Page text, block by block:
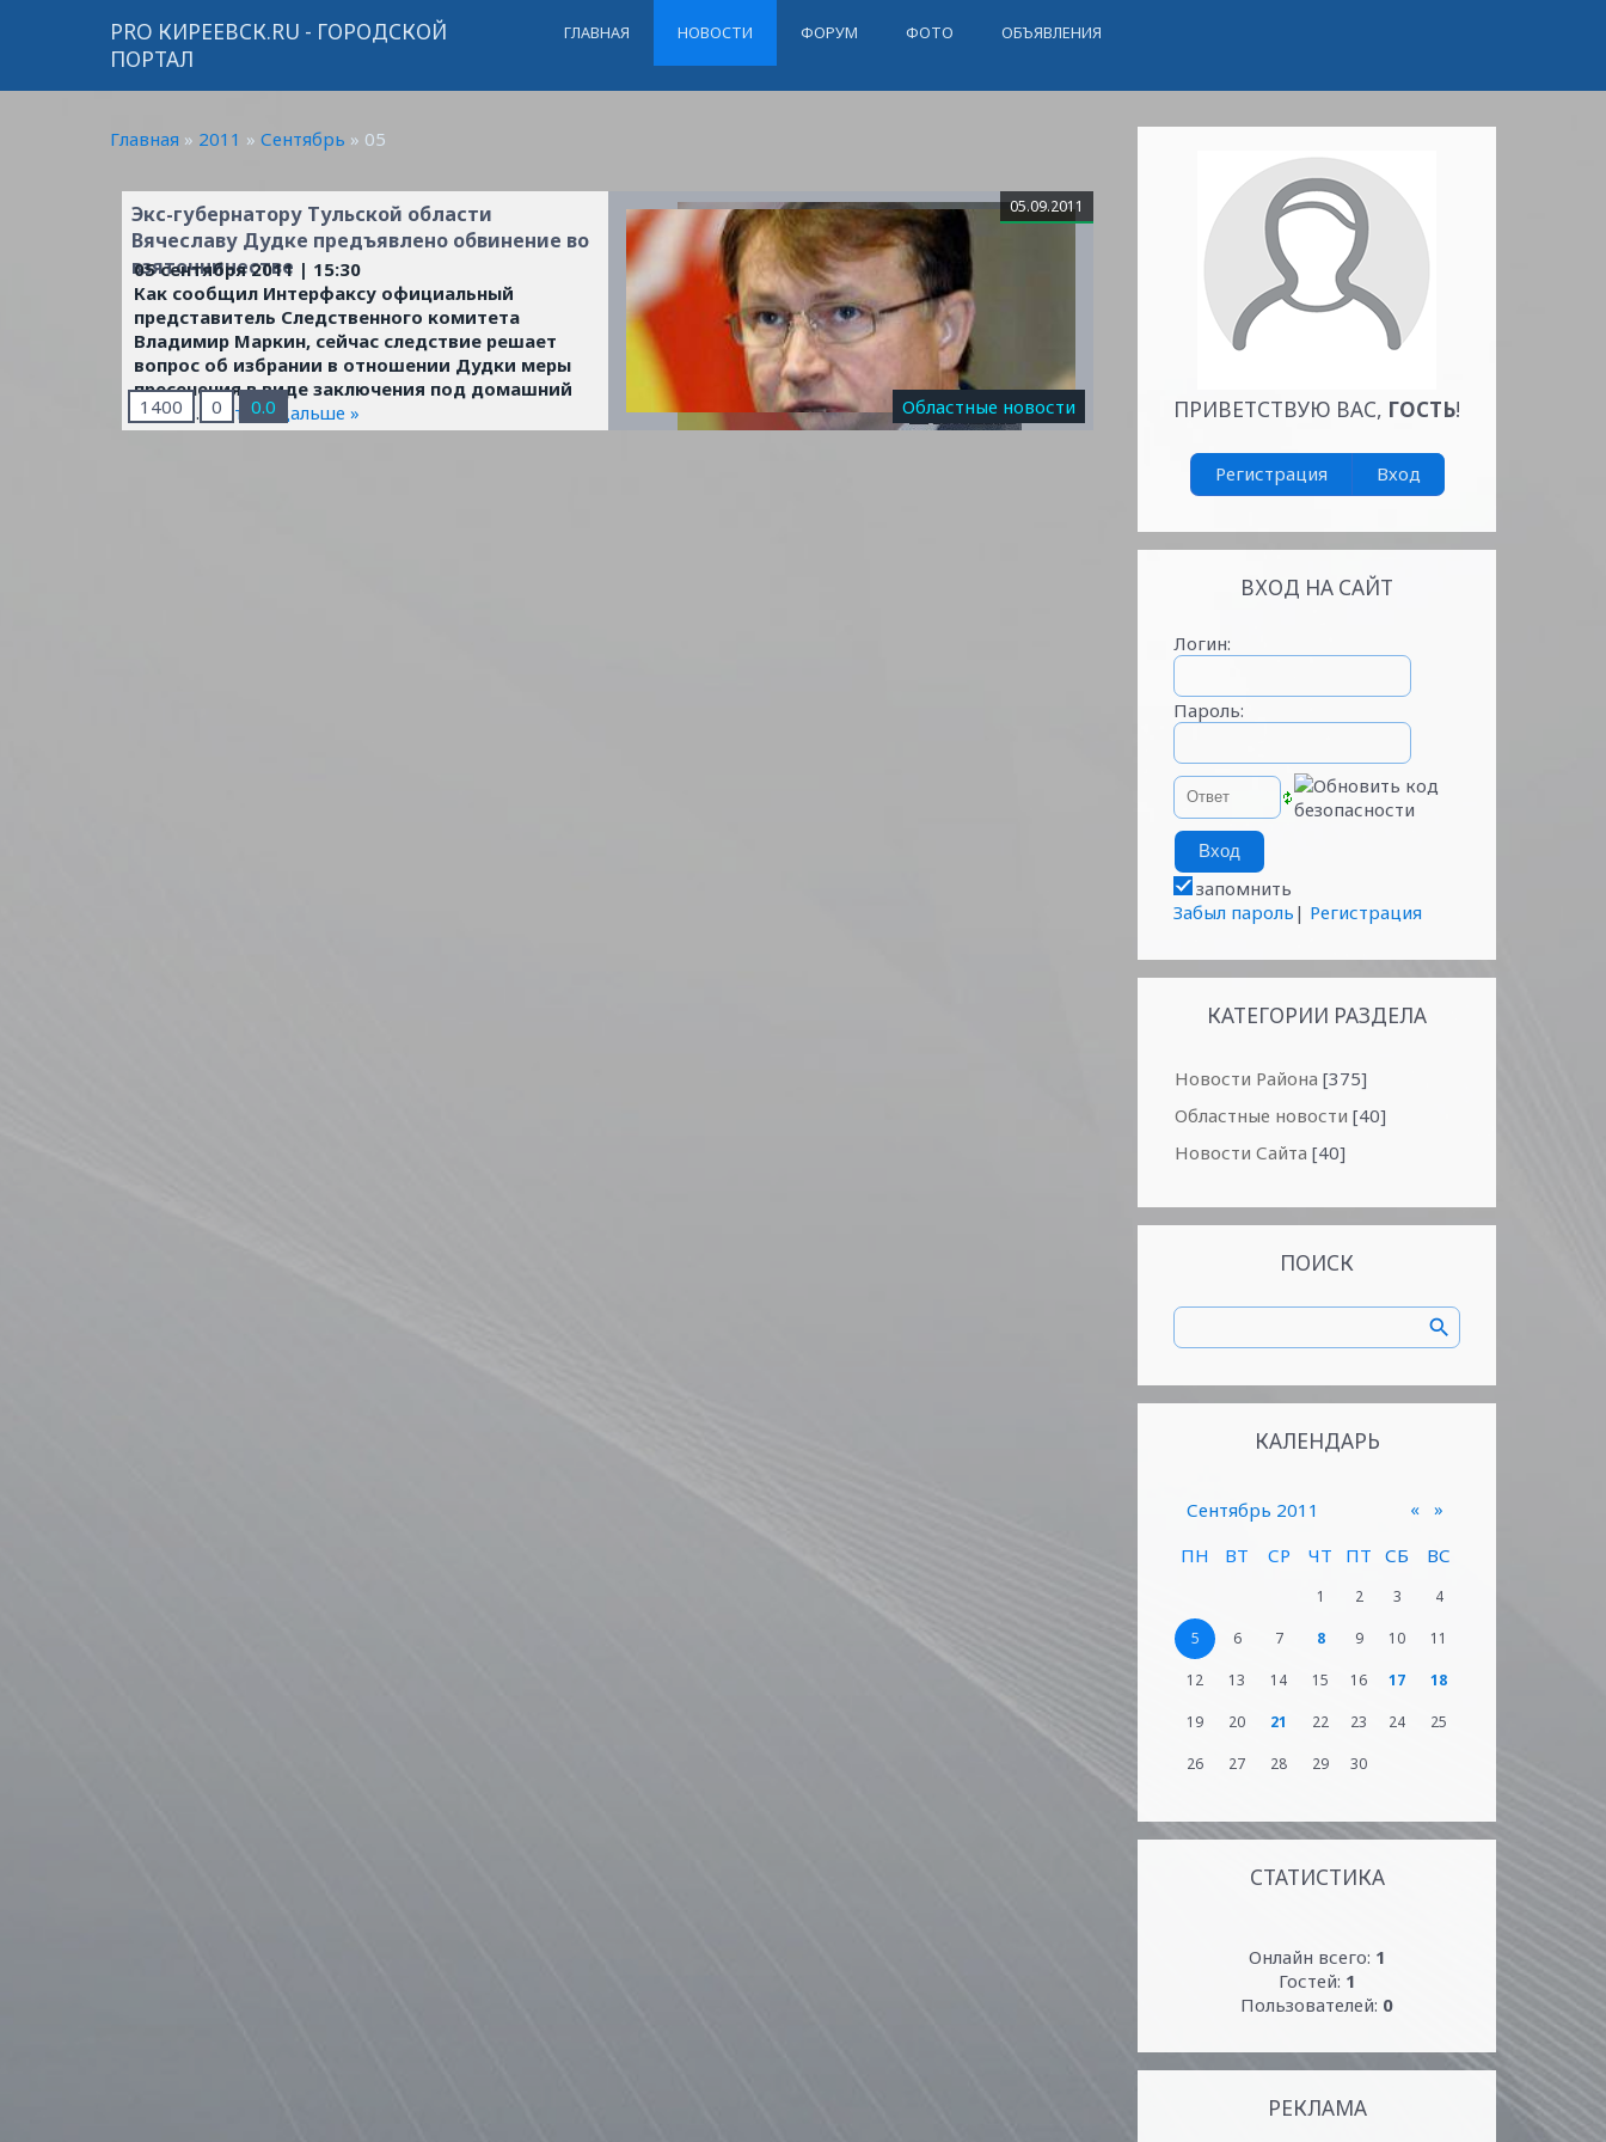
PRO КИРЕЕВСК.RU - ГОРОДСКОЙ
ПОРТАЛ
ГЛАВНАЯ НОВОСТИ ФОРУМ ФОТО ОБЪЯВЛЕНИЯ
Главная » 2011 » Сентябрь » 05
Экс-губернатору Тульской области
Вячеславу Дудке предъявлено обвинение во
взяточничестве
05 сентября 2011 | 15:30
Как сообщил Интерфаксу официальный
представитель Следственного комитета
Владимир Маркин, сейчас следствие решает
вопрос об избрании в отношении Дудки меры
пресечения в виде заключения под домашний
арест. ... Читать дальше »
1400 0 0.0
05.09.2011
Областные новости ПРИВЕТСТВУЮ ВАС, ГОСТЬ!
Регистрация Вход
ВХОД НА САЙТ
Логин:
Пароль:
запомнить
Забыл пароль | Регистрация
КАТЕГОРИИ РАЗДЕЛА
Новости Района [375]
Областные новости [40]
Новости Сайта [40]
ПОИСК
КАЛЕНДАРЬ
«
Сентябрь 2011
»
ПН
ВТ СР ЧТ ПТ СБ ВС
1 2 3 4
5 6 7 8 9 10 11
12 13 14 15 16 17 18
19 20 21 22 23 24 25
26 27 28 29 30
СТАТИСТИКА
Онлайн всего: 1
Гостей: 1
Пользователей: 0
РЕКЛАМА